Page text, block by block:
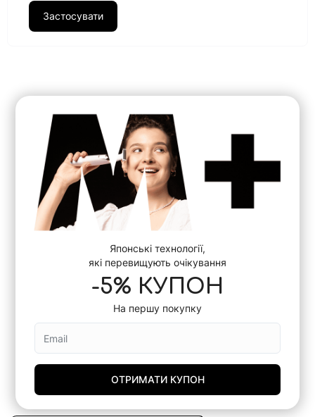
Японські технології,
які перевищують очікування
-5% КУПОН
На першу покупку
ОТРИМАТИ КУПОН